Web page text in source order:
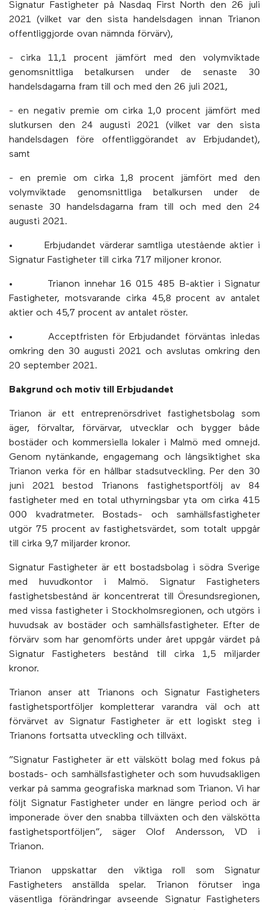
Signatur Fastigheter på Nasdaq First North den 26 juli
2021 (vilket var den sista handelsdagen innan Trianon
offentliggjorde ovan nämnda förvärv),
- cirka 11,1 procent jämfört med den volymviktade
genomsnittliga betalkursen under de senaste 30
handelsdagarna fram till och med den 26 juli 2021,
- en negativ premie om cirka 1,0 procent jämfört med
slutkursen den 24 augusti 2021 (vilket var den sista
handelsdagen före offentliggörandet av Erbjudandet),
samt
- en premie om cirka 1,8 procent jämfört med den
volymviktade genomsnittliga betalkursen under de
senaste 30 handelsdagarna fram till och med den 24
augusti 2021.
• Erbjudandet värderar samtliga utestående aktier i
Signatur Fastigheter till cirka 717 miljoner kronor.
• Trianon innehar 16 015 485 B-aktier i Signatur
Fastigheter, motsvarande cirka 45,8 procent av antalet
aktier och 45,7 procent av antalet röster.
• Acceptfristen för Erbjudandet förväntas inledas
omkring den 30 augusti 2021 och avslutas omkring den
20 september 2021.
Bakgrund och motiv till Erbjudandet
Trianon är ett entreprenörsdrivet fastighetsbolag som
äger, förvaltar, förvärvar, utvecklar och bygger både
bostäder och kommersiella lokaler i Malmö med omnejd.
Genom nytänkande, engagemang och långsiktighet ska
Trianon verka för en hållbar stadsutveckling. Per den 30
juni 2021 bestod Trianons fastighetsportfölj av 84
fastigheter med en total uthyrningsbar yta om cirka 415
000 kvadratmeter. Bostads- och samhällsfastigheter
utgör 75 procent av fastighetsvärdet, som totalt uppgår
till cirka 9,7 miljarder kronor.
Signatur Fastigheter är ett bostadsbolag i södra Sverige
med huvudkontor i Malmö. Signatur Fastigheters
fastighetsbestånd är koncentrerat till Öresundsregionen,
med vissa fastigheter i Stockholmsregionen, och utgörs i
huvudsak av bostäder och samhällsfastigheter. Efter de
förvärv som har genomförts under året uppgår värdet på
Signatur Fastigheters bestånd till cirka 1,5 miljarder
kronor.
Trianon anser att Trianons och Signatur Fastigheters
fastighetsportföljer kompletterar varandra väl och att
förvärvet av Signatur Fastigheter är ett logiskt steg i
Trianons fortsatta utveckling och tillväxt.
”Signatur Fastigheter är ett välskött bolag med fokus på
bostads- och samhällsfastigheter och som huvudsakligen
verkar på samma geografiska marknad som Trianon. Vi har
följt Signatur Fastigheter under en längre period och är
imponerade över den snabba tillväxten och den välskötta
fastighetsportföljen”, säger Olof Andersson, VD i
Trianon.
Trianon uppskattar den viktiga roll som Signatur
Fastigheters anställda spelar. Trianon förutser inga
väsentliga förändringar avseende Signatur Fastigheters